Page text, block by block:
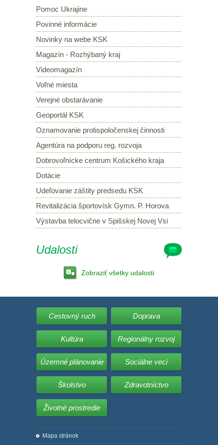
Pomoc Ukrajine
Povinné informácie
Novinky na webe KSK
Magazín - Rozhýbaný kraj
Videomagazín
Voľné miesta
Verejné obstarávanie
Geoportál KSK
Oznamovanie protispoločenskej činnosti
Agentúra na podporu reg. rozvoja
Dobrovoľnícke centrum Košického kraja
Dotácie
Udeľovanie záštity predsedu KSK
Revitalizácia športovísk Gymn. P. Horova
Výstavba telocvične v Spišskej Novej Vsi
Udalosti
Zobraziť všetky udalosti
Cestovný ruch Doprava
Kultúra Regionálny rozvoj
Územné plánovanie Sociálne veci
Školstvo Zdravotníctvo
Životné prostredie
Mapa stránok